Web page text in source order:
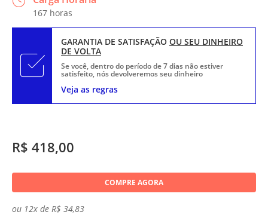
R$ 418,00
COMPRE AGORA
ou 12x de R$ 34,83
167 horas
GARANTIA DE SATISFAÇÃO OU SEU DINHEIRO
DE VOLTA
Se você, dentro do período de 7 dias não estiver
satisfeito, nós devolveremos seu dinheiro
Veja as regras